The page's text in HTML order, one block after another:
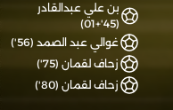
بن علي عبدالقادر
(45'+01)
غوالي عبد الصمد (56')
زحاف لقمان (75')
زحاف لقمان (80')